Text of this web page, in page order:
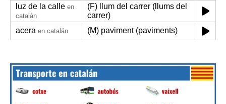
luz de la calle en
catalán
(F) llum del carrer (llums del
carrer)
acera en catalán (M) paviment (paviments)